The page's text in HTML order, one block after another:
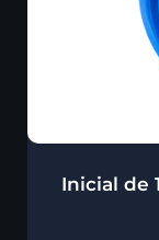
Inicial de